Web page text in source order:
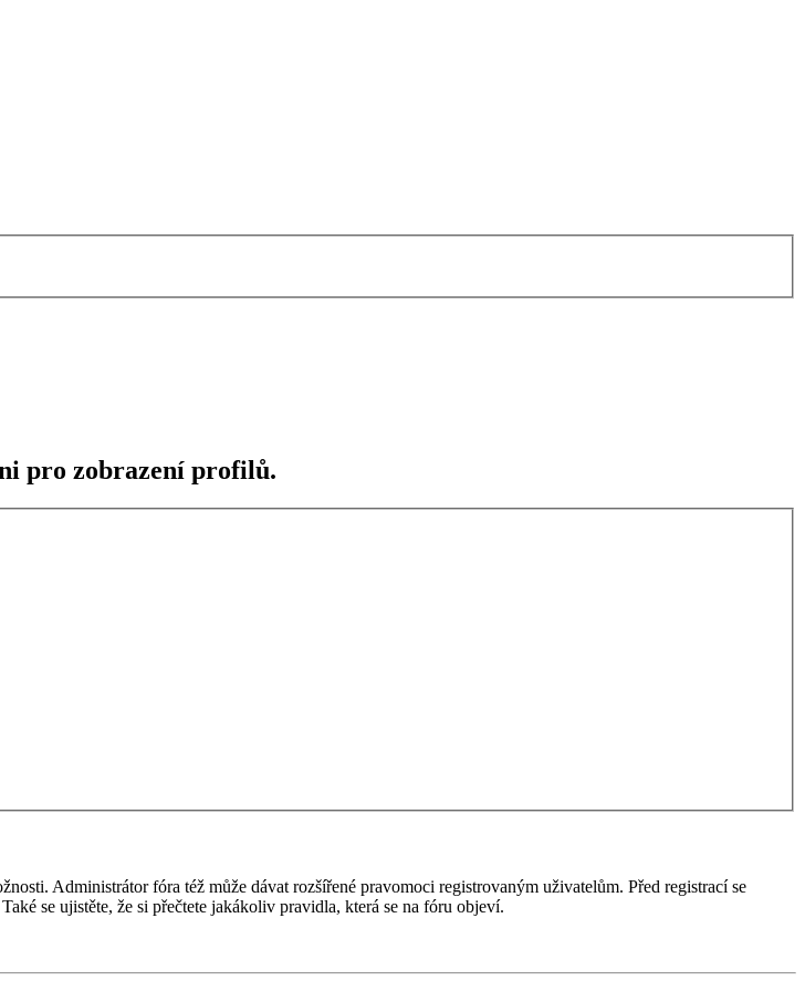
pro zobrazení profilů.
Administrátor fóra též může dávat rozšířené pravomoci registrovaným uživatelům. Před registrací se
se ujistěte, že si přečtete jakákoliv pravidla, která se na fóru objeví.